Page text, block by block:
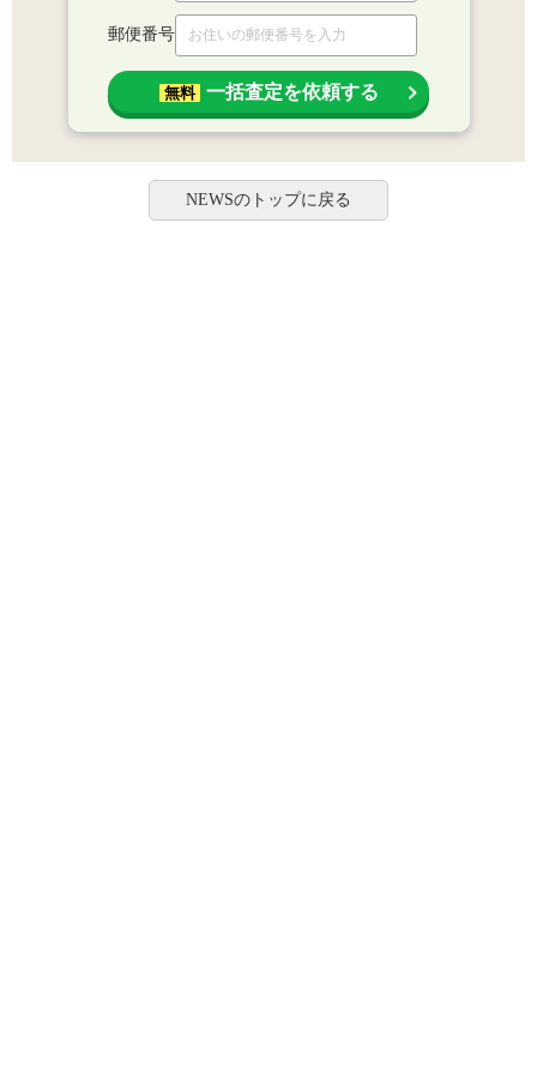
郵便番号
無料 一括査定を依頼する
NEWSのトップに戻る